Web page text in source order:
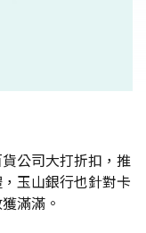
公司大打折扣，推
玉山銀行也針對卡
滿滿。